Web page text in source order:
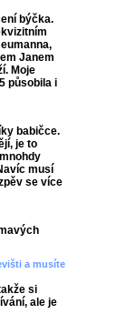
býčka.
Janem
Moje
působila i
babičce.
je to
musí
se více
a musíte
si
ale je